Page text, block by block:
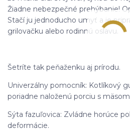
Žiadne nebezpečné prehýbanie!
Stačí ju jednoducho umyť a je
grilovačku alebo rodinnú oslavu.
Šetríte tak peňaženku aj prírodu.
Univerzálny pomocník: Kotlíkový
poriadne naloženú porciu s
Sýta fazuľovica: Zvládne horúce
deformácie.